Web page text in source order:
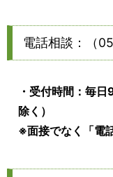
電話相談：（
・受付時間：毎
除く）
※面接でなく「電